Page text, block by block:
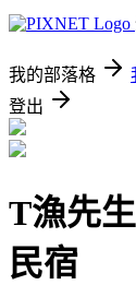
我的部落格
登出
T漁先
民宿